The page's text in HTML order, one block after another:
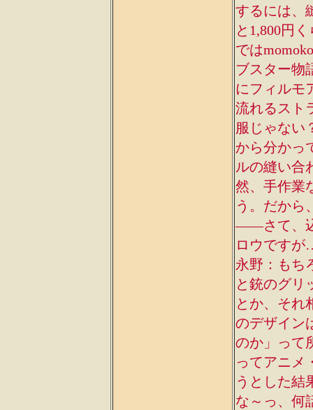
するには、
と1,800円
では
ブスター物
にフィルモ
流れるスト
服じゃない
から分かっ
ルの縫い合
然、手作業
う。だから
――さて、込
ロウですが
永野：もち
と銃のグリ
とか、それ
のデザイン
のか」って
ってアニメ
うとした結
な～っ、何